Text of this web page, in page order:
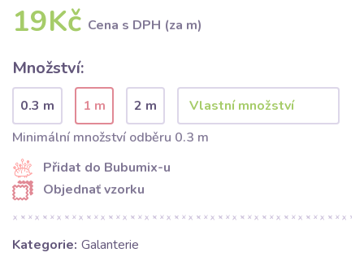
19Kč Cena s DPH (za m)
Množství:
0.3 m 1 m
2 m
Minimální množství odběru 0.3 m
Přidat do Bubumix-u
Objednať vzorku
Kategorie: Galanterie